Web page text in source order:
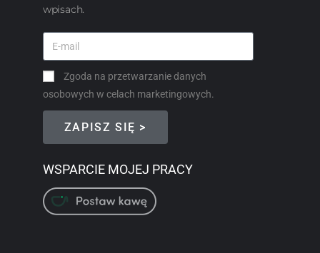
wpisach.
Zgoda na przetwarzanie danych
osobowych w celach marketingowych.
ZAPISZ SIĘ >
WSPARCIE MOJEJ PRACY